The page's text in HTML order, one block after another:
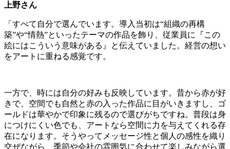
上野さん
「すべて自分で選んでいます。導入当初は“組織の再構
築”や“情熱”といったテーマの作品を飾り、従業員に『この
絵にはこういう意味がある』と伝えていました。経営の想い
をアートに重ねる感覚です。
一方で、時には自分の好みも反映しています。昔から赤が好
きで、空間でも自然と赤の入った作品に目がいきますし、ゴ
ールドは華やかで印象に残るので選びがちですね。普段は身
につけにくい色でも、アートなら空間に力を与えてくれる存
在になります。そうやってメッセージ性と個人の感性を織り
交ぜながら、季節や会社の雰囲気に合わせて楽しみながら選